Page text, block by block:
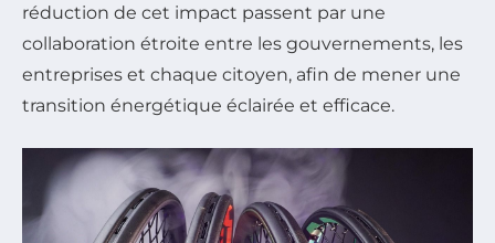
réduction de cet impact passent par une
collaboration étroite entre les gouvernements, les
entreprises et chaque citoyen, afin de mener une
transition énergétique éclairée et efficace.